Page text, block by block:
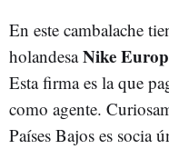
En este cambalache
holandesaNike
Esta firma es la que
como agente.
Países Bajos es socia